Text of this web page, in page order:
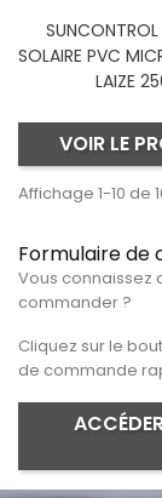
Formulaire de
Vous connaissez
commander ?
Cliquez sur le
de commande
SUNCONTROL
SOLAIRE PVC
LAIZE
VOIR LE
Affichage 1-10 de